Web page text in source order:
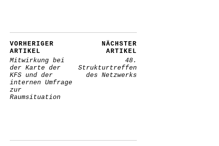
VORHERIGER
ARTIKEL
Mitwirkung bei
der Karte der
KFS und der
internen Umfrage
zur
Raumsituation
NÄCHSTER
ARTIKEL
48.
Strukturtreffen
des Netzwerks